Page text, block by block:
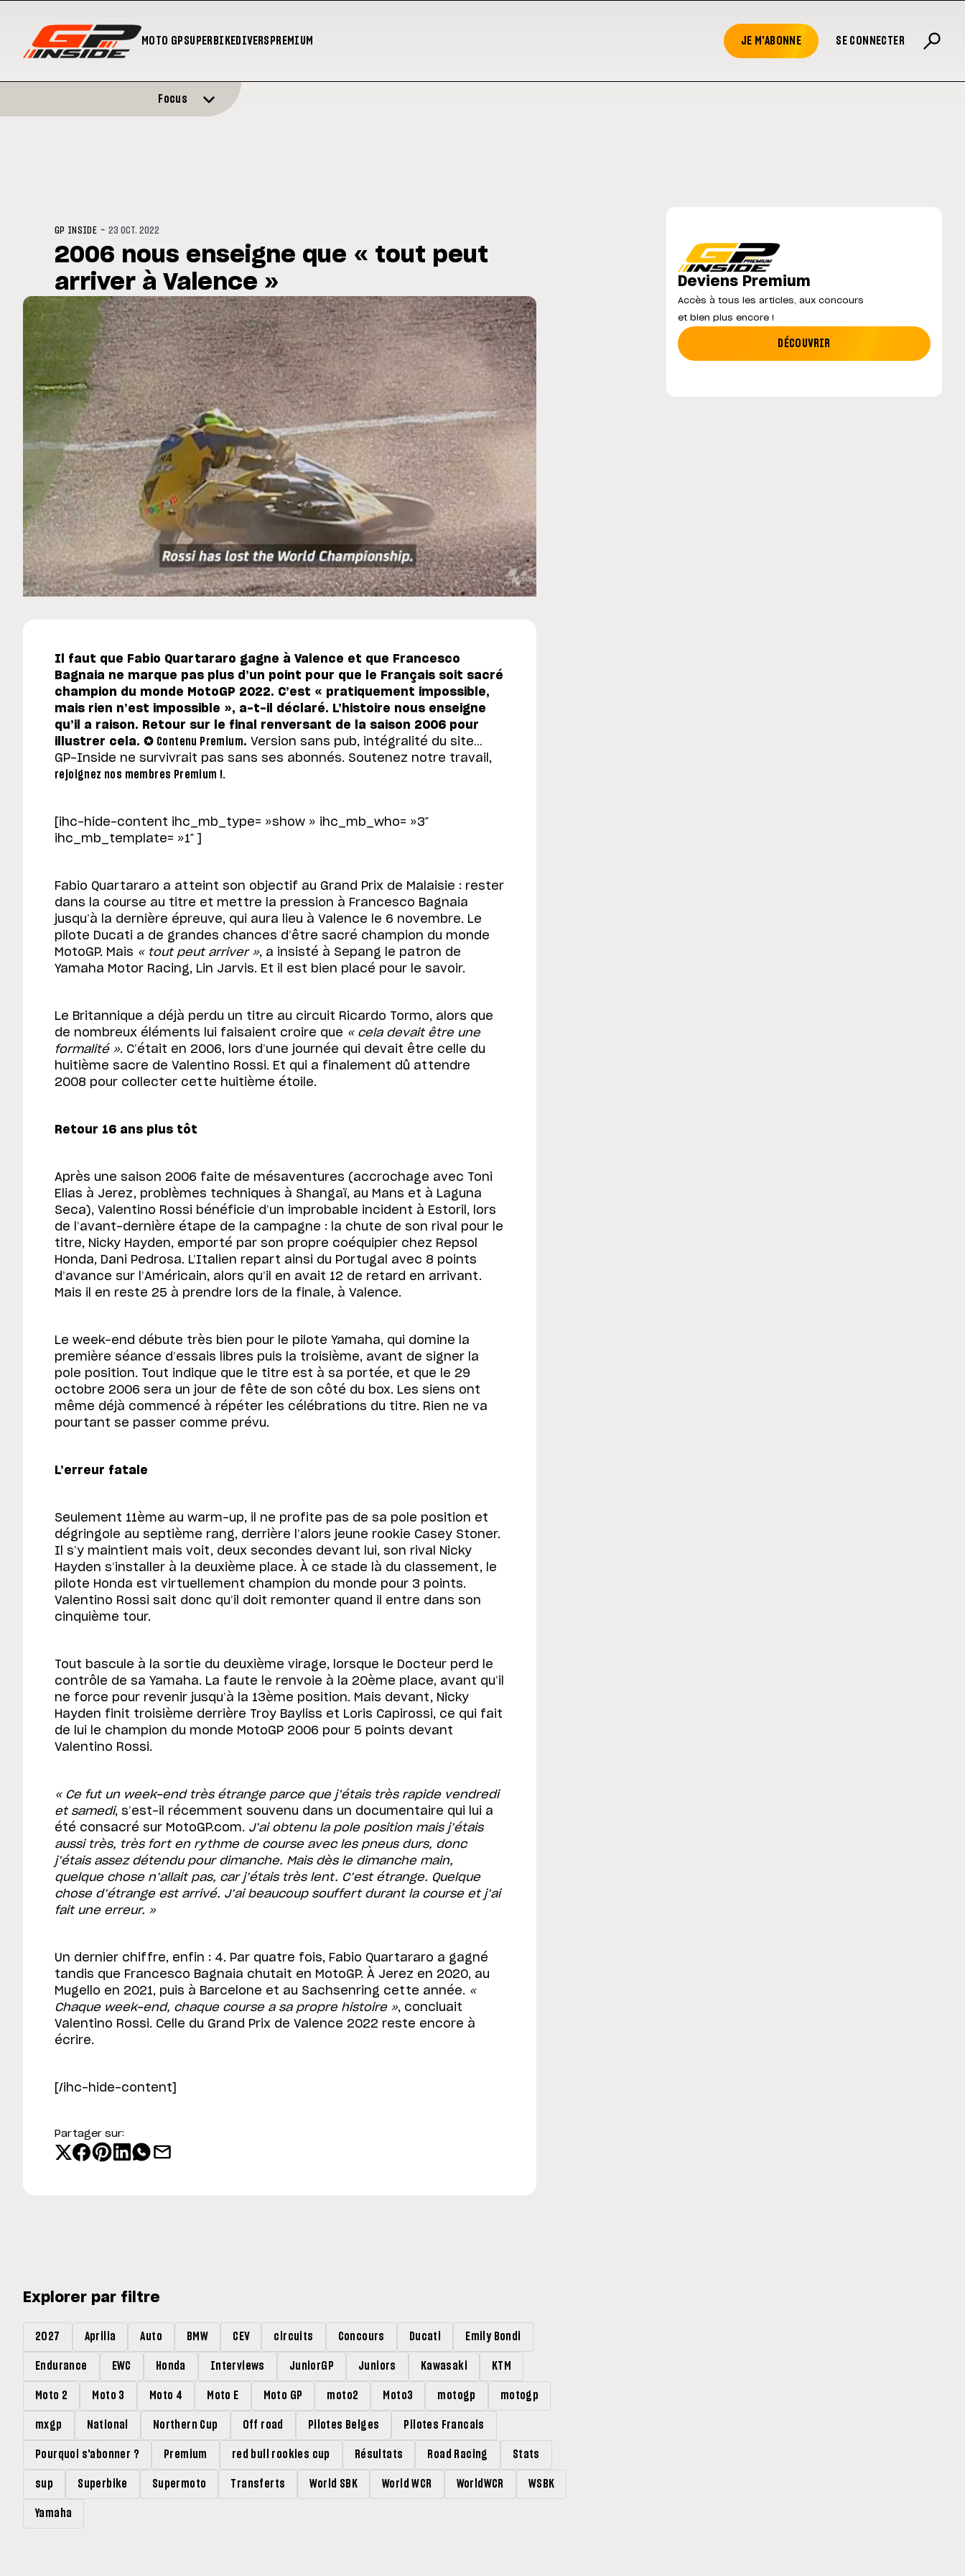
MOTO GPSUPERBIKEDIVERS PREMIUM JE M'ABONNE SE CONNECTER
club spécial dans
MOTO GP
Zarco évite l'opération et vise un retour en
septembre
MOTOGP / MOTO GP
Doublé Trackhouse en Sprint
MotoGP : les cinq constructeurs signent un
Focus
GP INSIDE -23 OCT. 2022
2006 nous enseigne que « tout peut
arriver à Valence »
Il faut que Fabio Quartararo gagne à Valence et que Francesco
Bagnaia ne marque pas plus d’un point pour que le Français soit sacré
champion du monde MotoGP 2022. C’est « pratiquement impossible,
mais rien n’est impossible », a-t-il déclaré. L’histoire nous enseigne
qu’il a raison. Retour sur le final renversant de la saison 2006 pour
illustrer cela. ✪ Contenu Premium. Version sans pub, intégralité du site…
GP-Inside ne survivrait pas sans ses abonnés. Soutenez notre travail,
rejoignez nos membres Premium !.
[ihc-hide-content ihc_mb_type= »show » ihc_mb_who= »3″
ihc_mb_template= »1″ ]
Fabio Quartararo a atteint son objectif au Grand Prix de Malaisie : rester
dans la course au titre et mettre la pression à Francesco Bagnaia
jusqu’à la dernière épreuve, qui aura lieu à Valence le 6 novembre. Le
pilote Ducati a de grandes chances d’être sacré champion du monde
MotoGP. Mais « tout peut arriver », a insisté à Sepang le patron de
Yamaha Motor Racing, Lin Jarvis. Et il est bien placé pour le savoir.
Le Britannique a déjà perdu un titre au circuit Ricardo Tormo, alors que
de nombreux éléments lui faisaient croire que « cela devait être une
formalité ». C’était en 2006, lors d’une journée qui devait être celle du
huitième sacre de Valentino Rossi. Et qui a finalement dû attendre
2008 pour collecter cette huitième étoile.
Retour 16 ans plus tôt
Après une saison 2006 faite de mésaventures (accrochage avec Toni
Elias à Jerez, problèmes techniques à Shangaï, au Mans et à Laguna
Seca), Valentino Rossi bénéficie d’un improbable incident à Estoril, lors
de l’avant-dernière étape de la campagne : la chute de son rival pour le
titre, Nicky Hayden, emporté par son propre coéquipier chez Repsol
Honda, Dani Pedrosa. L’Italien repart ainsi du Portugal avec 8 points
d’avance sur l’Américain, alors qu’il en avait 12 de retard en arrivant.
Mais il en reste 25 à prendre lors de la finale, à Valence.
Le week-end débute très bien pour le pilote Yamaha, qui domine la
première séance d’essais libres puis la troisième, avant de signer la
pole position. Tout indique que le titre est à sa portée, et que le 29
octobre 2006 sera un jour de fête de son côté du box. Les siens ont
même déjà commencé à répéter les célébrations du titre. Rien ne va
pourtant se passer comme prévu.
L’erreur fatale
Seulement 11ème au warm-up, il ne profite pas de sa pole position et
dégringole au septième rang, derrière l’alors jeune rookie Casey Stoner.
Il s’y maintient mais voit, deux secondes devant lui, son rival Nicky
Hayden s’installer à la deuxième place. À ce stade là du classement, le
pilote Honda est virtuellement champion du monde pour 3 points.
Valentino Rossi sait donc qu’il doit remonter quand il entre dans son
cinquième tour.
Tout bascule à la sortie du deuxième virage, lorsque le Docteur perd le
contrôle de sa Yamaha. La faute le renvoie à la 20ème place, avant qu’il
ne force pour revenir jusqu’à la 13ème position. Mais devant, Nicky
Hayden finit troisième derrière Troy Bayliss et Loris Capirossi, ce qui fait
de lui le champion du monde MotoGP 2006 pour 5 points devant
Valentino Rossi.
« Ce fut un week-end très étrange parce que j’étais très rapide vendredi
et samedi, s’est-il récemment souvenu dans un documentaire qui lui a
été consacré sur MotoGP.com. J’ai obtenu la pole position mais j’étais
aussi très, très fort en rythme de course avec les pneus durs, donc
j’étais assez détendu pour dimanche. Mais dès le dimanche main,
quelque chose n’allait pas, car j’étais très lent. C’est étrange. Quelque
chose d’étrange est arrivé. J’ai beaucoup souffert durant la course et j’ai
fait une erreur. »
Un dernier chiffre, enfin : 4. Par quatre fois, Fabio Quartararo a gagné
tandis que Francesco Bagnaia chutait en MotoGP. À Jerez en 2020, au
Mugello en 2021, puis à Barcelone et au Sachsenring cette année. «
Chaque week-end, chaque course a sa propre histoire », concluait
Valentino Rossi. Celle du Grand Prix de Valence 2022 reste encore à
écrire.
[/ihc-hide-content]
Partager sur:
Deviens Premium
Accès à tous les articles, aux concours
et bien plus encore !
DÉCOUVRIR
Explorer par filtre
2027 Aprilia Auto BMW CEV circuits Concours Ducati Emily Bondi
Endurance EWC Honda Interviews JuniorGP Juniors Kawasaki KTM
Moto 2 Moto 3 Moto 4 Moto E Moto GP moto2 Moto3 motogp motogp
mxgp National Northern Cup Off road Pilotes Belges Pilotes Francais
Pourquoi s'abonner ? Premium red bull rookies cup Résultats Road Racing Stats
sup Superbike Supermoto Transferts World SBK World WCR WorldWCR WSBK
Yamaha